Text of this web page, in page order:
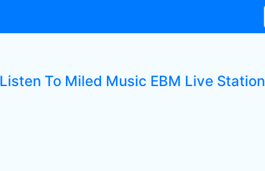
Listen To Miled Music EBM Live Station